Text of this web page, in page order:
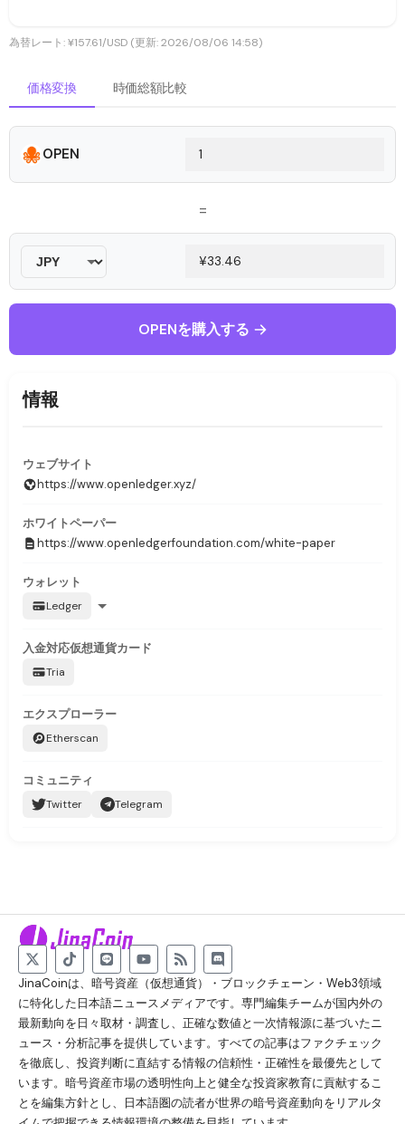
為替レート: ¥157.61/USD (更新: 2026/08/06 14:58)
価格変換 時価総額比較
OPEN
=
OPENを購入する
情報
ウェブサイト
https://www.openledger.xyz/
ホワイトペーパー
https://www.openledgerfoundation.com/white-paper
ウォレット
Ledger
入金対応仮想通貨カード
Tria
エクスプローラー
Etherscan
コミュニティ
Twitter Telegram
JinaCoinは、暗号資産（仮想通貨）・ブロックチェーン・Web3領域
に特化した日本語ニュースメディアです。専門編集チームが国内外の
最新動向を日々取材・調査し、正確な数値と一次情報源に基づいたニ
ュース・分析記事を提供しています。すべての記事はファクチェック
を徹底し、投資判断に直結する情報の信頼性・正確性を最優先として
います。暗号資産市場の透明性向上と健全な投資家教育に貢献するこ
とを編集方針とし、日本語圏の読者が世界の暗号資産動向をリアルタ